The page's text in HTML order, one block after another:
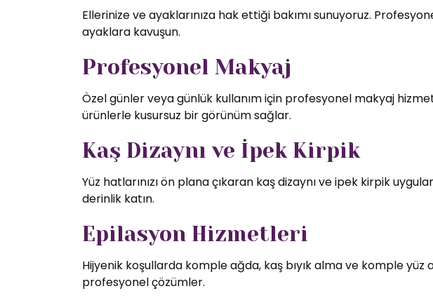
Ellerinize ve ayaklarınıza hak ettiği bakımı sunuyoruz.
ayaklara kavuşun.
Profesyonel Makyaj
Özel günler veya günlük kullanım için profesyonel makyaj
ürünlerle kusursuz bir görünüm sağlar.
Kaş Dizaynı ve İpek Kirpik
Yüz hatlarınızı ön plana çıkaran kaş dizaynı ve ipek kirpik
derinlik katın.
Epilasyon Hizmetleri
Hijyenik koşullarda komple ağda, kaş bıyık alma ve komple
profesyonel çözümler.